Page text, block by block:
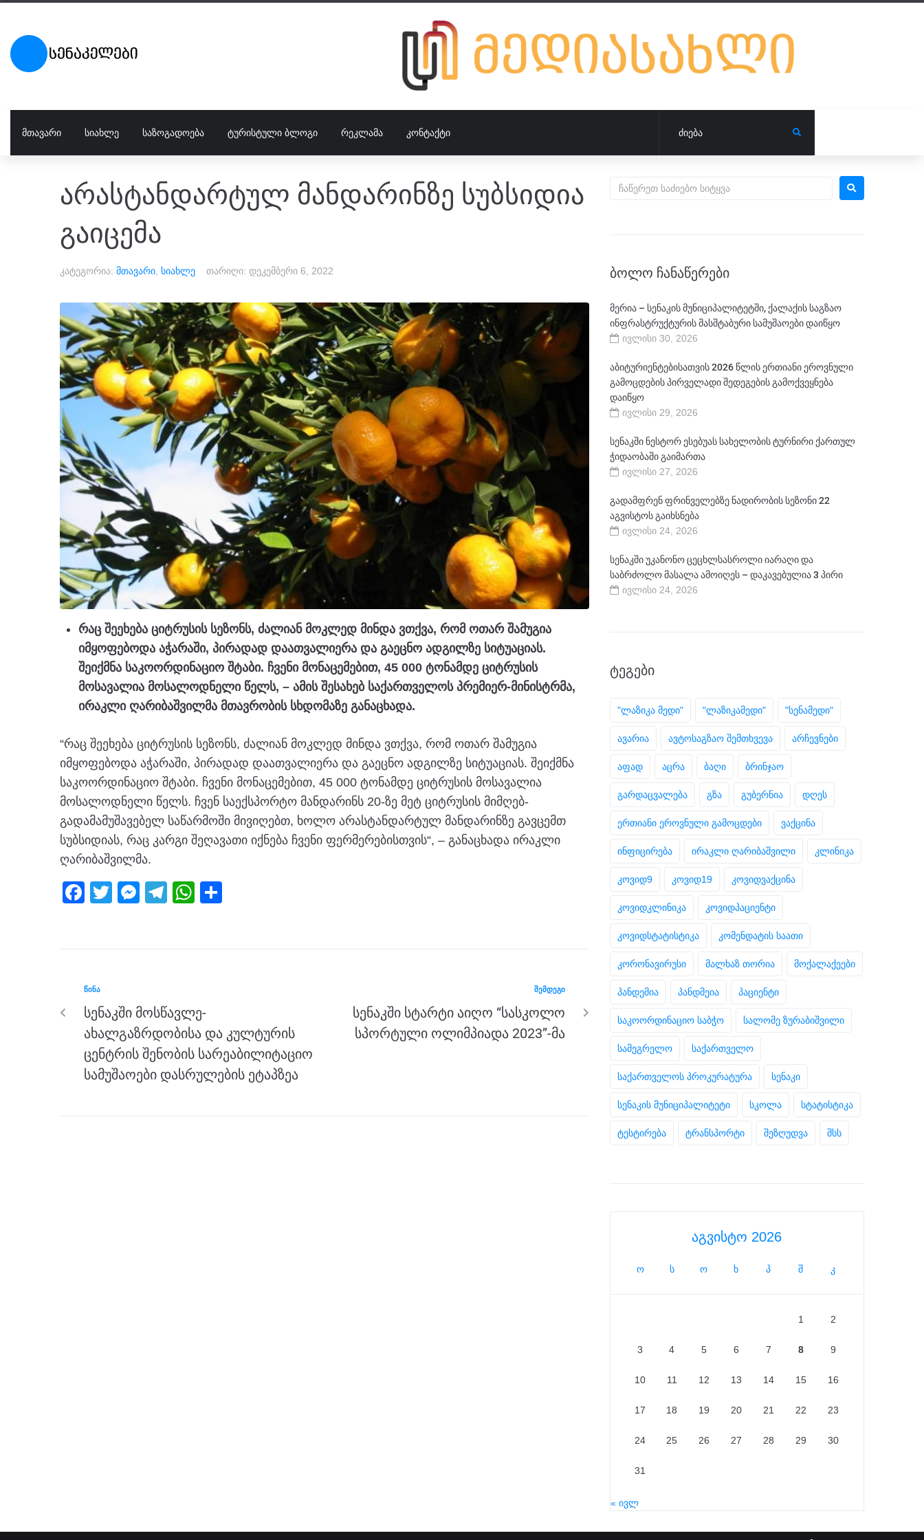
ᲛᲗᲐᲕᲐᲠᲘ ᲡᲘᲐᲮᲚᲔ ᲡᲐᲖᲝᲒᲐᲓᲝᲔᲑᲐ ᲢᲣᲠᲘᲡᲢᲣᲚᲘ ᲑᲚᲝᲒᲘ ᲠᲔᲙᲚᲐᲛᲐ ᲙᲝᲜᲢᲐᲥᲢᲘ
არასტანდარტულ მანდარინზე სუბსიდია
გაიცემა
კატეგორია: მთავარი სიახლე თარიღი: დეკემბერი 6, 2022
რაც შეეხება ციტრუსის სეზონს, ძალიან მოკლედ მინდა ვთქვა, რომ ოთარ შამუგია
იმყოფებოდა აჭარაში, პირადად დაათვალიერა და გაეცნო ადგილზე სიტუაციას.
შეიქმნა საკოორდინაციო შტაბი. ჩვენი მონაცემებით, 45 000 ტონამდე ციტრუსის
მოსავალია მოსალოდნელი წელს, – ამის შესახებ საქართველოს პრემიერ-მინისტრმა,
ირაკლი ღარიბაშვილმა მთავრობის სხდომაზე განაცხადა.
“რაც შეეხება ციტრუსის სეზონს, ძალიან მოკლედ მინდა ვთქვა, რომ ოთარ შამუგია
იმყოფებოდა აჭარაში, პირადად დაათვალიერა და გაეცნო ადგილზე სიტუაციას. შეიქმნა
საკოორდინაციო შტაბი. ჩვენი მონაცემებით, 45 000 ტონამდე ციტრუსის მოსავალია
მოსალოდნელი წელს. ჩვენ საექსპორტო მანდარინს 20-ზე მეტ ციტრუსის მიმღებ-
გადამამუშავებელ საწარმოში მივიღებთ, ხოლო არასტანდარტულ მანდარინზე გავცემთ
სუბსიდიას, რაც კარგი შეღავათი იქნება ჩვენი ფერმერებისთვის“, – განაცხადა ირაკლი
ღარიბაშვილმა.
F
b
o
o
k
T
M
g
er
T
W
p
ᲬᲘᲜᲐ
სენაკში მოსწავლე-
ახალგაზრდობისა და კულტურის
ცენტრის შენობის სარეაბილიტაციო
სამუშაოები დასრულების ეტაპზეა
ᲨᲔᲛᲓᲔᲒᲘ
სენაკში სტარტი აიღო “სასკოლო
სპორტული ოლიმპიადა 2023”-მა
ᲑᲝᲚᲝ ᲩᲐᲜᲐᲬᲔᲠᲔᲑᲘ
მერია – სენაკის მუნიციპალიტეტში, ქალაქის საგზაო
ინფრასტრუქტურის მასშტაბური სამუშაოები დაიწყო
ივლისი 30, 2026
აბიტურიენტებისათვის 2026 წლის ერთიანი ეროვნული
გამოცდების პირველადი შედეგების გამოქვეყნება
დაიწყო
ივლისი 29, 2026
სენაკში ნესტორ ესებუას სახელობის ტურნირი ქართულ
ჭიდაობაში გაიმართა
ივლისი 27, 2026
გადამფრენ ფრინველებზე ნადირობის სეზონი 22
აგვისტოს გაიხსნება
ივლისი 24, 2026
სენაკში უკანონო ცეცხლსასროლი იარაღი და
საბრძოლო მასალა ამოიღეს – დაკავებულია 3 პირი
ივლისი 24, 2026
ᲢᲔᲒᲔᲑᲘ
"ლაზიკა მედი" "ლაზიკამედი" "სენამედი"
ავარია ავტოსაგზაო შემთხვევა არჩევნები
აფად აცრა ბაღი ბრინჯაო
გარდაცვალება გზა გუბერნია დღეს
ერთიანი ეროვნული გამოცდები ვაქცინა
ინფიცირება ირაკლი ღარიბაშვილი კლინიკა
კოვიდ9 კოვიდ19 კოვიდვაქცინა
კოვიდკლინიკა კოვიდპაციენტი
კოვიდსტატისტიკა კომენდატის საათი
კორონავირუსი მალხაზ თორია მოქალაქეები
პანდემია პანდმეია პაციენტი
საკოორდინაციო საბჭო სალომე ზურაბიშვილი
სამეგრელო საქართველო
საქართველოს პროკურატურა სენაკი
სენაკის მუნიციპალიტეტი სკოლა სტატისტიკა
ტესტირება ტრანსპორტი შეზღუდვა შსს
აგვისტო 2026
ო ს ო ხ პ შ კ
1 2
3 4 5 6 7 8 9
10 11 12 13 14 15 16
17 18 19 20 21 22 23
24 25 26 27 28 29 30
31
« ივლ